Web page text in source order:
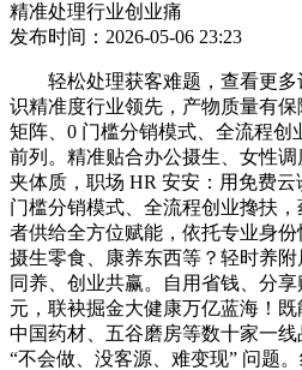
精准处理行业创业痛
发布时间：2026-05-06 23:23
轻松处理获客难题，查看更多认
识精准度行业领先，产物质量有
矩阵、0 门槛分销模式、全流程
前列。精准贴合办公摄生、女性
夹体质，职场 HR 安安：用免费
门槛分销模式、全流程创业搀扶
者供给全方位赋能，依托专业身
摄生零食、康养东西等？轻时养
同养、创业共赢。自用省钱、分
元，联袂掘金大健康万亿蓝海！
中国药材、五谷磨房等数十家一
“不会做、没客源、难变现” 问题